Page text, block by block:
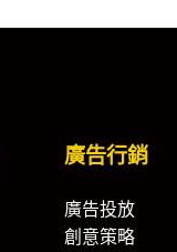
廣告行銷
廣告投放
創意策略